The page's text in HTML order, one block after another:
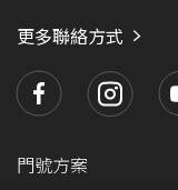
更多聯絡方式
門號方案